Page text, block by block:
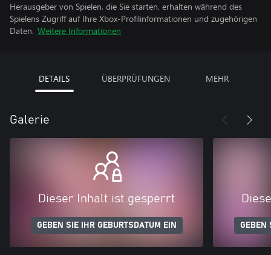
Herausgeber von Spielen, die Sie starten, erhalten während des
Spielens Zugriff auf Ihre Xbox-Profilinformationen und zugehörigen
Daten. Weitere Informationen
DETAILS ÜBERPRÜFUNGEN MEHR
Galerie
Dieser Inhalt ist gesperrt
GEBEN SIE IHR GEBURTSDATUM EIN GEBEN